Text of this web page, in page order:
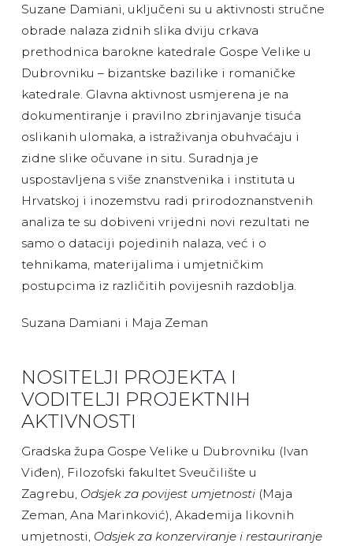
Suzane Damiani, uključeni su u aktivnosti stručne
obrade nalaza zidnih slika dviju crkava
prethodnica barokne katedrale Gospe Velike u
Dubrovniku – bizantske bazilike i romaničke
katedrale. Glavna aktivnost usmjerena je na
dokumentiranje i pravilno zbrinjavanje tisuća
oslikanih ulomaka, a istraživanja obuhvaćaju i
zidne slike očuvane in situ. Suradnja je
uspostavljena s više znanstvenika i instituta u
Hrvatskoj i inozemstvu radi prirodoznanstvenih
analiza te su dobiveni vrijedni novi rezultati ne
samo o dataciji pojedinih nalaza, već i o
tehnikama, materijalima i umjetničkim
postupcima iz različitih povijesnih razdoblja.
Suzana Damiani i Maja Zeman
NOSITELJI PROJEKTA I
VODITELJI PROJEKTNIH
AKTIVNOSTI
Gradska župa Gospe Velike u Dubrovniku (Ivan
Viđen), Filozofski fakultet Sveučilište u
Zagrebu, Odsjek za povijest umjetnosti(Maja
Zeman, Ana Marinković), Akademija likovnih
umjetnosti, Odsjek za konzerviranje i restauriranje